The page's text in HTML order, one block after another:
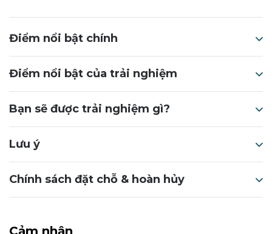
Điểm nổi bật chính
Điểm nổi bật của trải nghiệm
Bạn sẽ được trải nghiệm gì?
Lưu ý
Chính sách đặt chỗ & hoàn hủy
Cảm nhận